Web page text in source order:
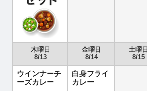
木曜日
8/13
金曜日
8/14
土曜日
8/15
ウインナーチ
ーズカレー
白身フライ
カレー